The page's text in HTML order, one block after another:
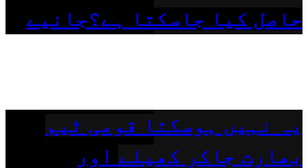
حاصل کیا جاسکتا ہے؟جانیے
یہ نہیں ہوسکتا قومی ٹیم
بھارت جاکر کھیلے اور